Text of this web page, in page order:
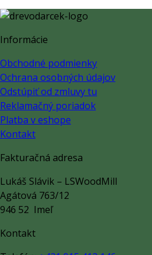
Informácie
Obchodné podmienky
Ochrana osobných údajov
Odstúpiť od zmluvy tu
Reklamačný poriadok
Platba v eshope
Kontakt
Fakturačná adresa
Lukáš Slávik – LSWoodMill
Agátová 763/12
946 52 Imeľ
Kontakt